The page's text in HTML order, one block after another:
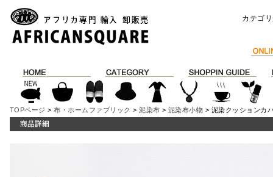
カテゴ
TOPページ >布・ホームファブリック >泥染布 > 泥染布小物 > 泥染クッションカ